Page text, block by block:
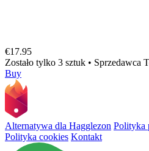
€17.95
Zostało tylko 3 sztuk • Sprzedawca
Buy
Alternatywa dla Hagglezon Polityka
Polityka cookies Kontakt